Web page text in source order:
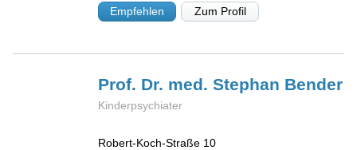
Empfehlen Zum Profil
Prof. Dr. med. Stephan Bender
Kinderpsychiater
Robert-Koch-Straße 10